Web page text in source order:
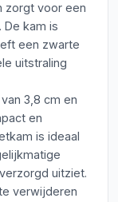
zorgt voor een
kam is
een zwarte
uitstraling
3,8 cm en
en
is ideaal
uitziet.
verwijderen